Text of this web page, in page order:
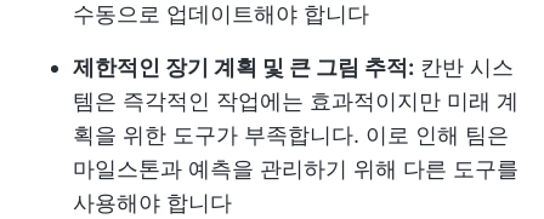
수동으로 업데이트해야 합니다
제한적인 장기 계획 및 큰 그림 추적: 칸반 시스
템은 즉각적인 작업에는 효과적이지만 미래 계
획을 위한 도구가 부족합니다. 이로 인해 팀은
마일스톤과 예측을 관리하기 위해 다른 도구를
사용해야 합니다